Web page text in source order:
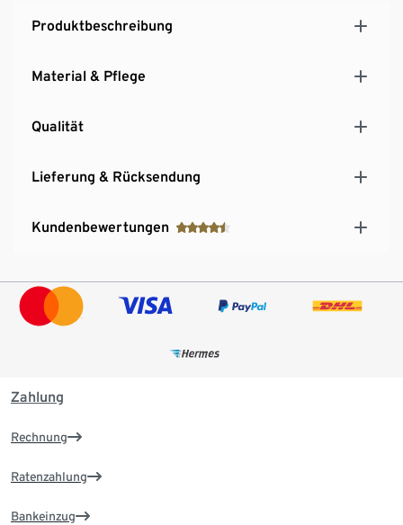
Produktbeschreibung
Material & Pflege
Qualität
Lieferung & Rücksendung
Kundenbewertungen
Zahlung
Rechnung
Ratenzahlung
Bankeinzug